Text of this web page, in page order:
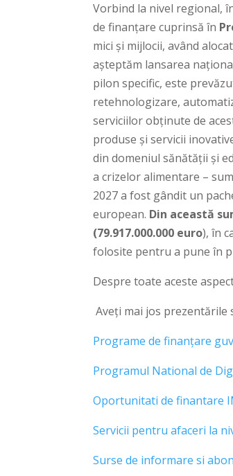
Vorbind la nivel regional,
de finanțare cuprinsă în
mici şi mijlocii, având
așteptăm lansarea
pilon specific, este
retehnologizare,
serviciilor obținute de
produse și servicii
din domeniul sănătății și
a crizelor alimentare –
2027 a fost gândit un
european. Din această
(79.917.000.000 euro), în
folosite pentru a pune în
Despre toate aceste
Aveți mai jos prezentările
Programe de finanțare
Programul National de
Oportunitati de finantare
Servicii pentru afaceri la
Surse de informare si